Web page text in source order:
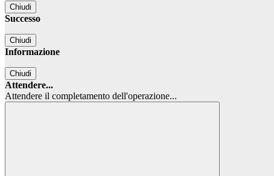
Chiudi
Successo
Chiudi
Informazione
Chiudi
Attendere...
Attendere il completamento dell'operazione...